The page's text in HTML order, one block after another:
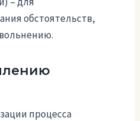
обстоятельств,
процесса